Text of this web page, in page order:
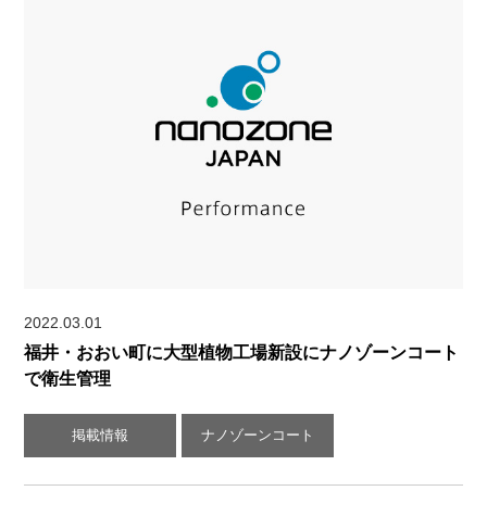
2022.03.01
福井・おおい町に大型植物工場新設にナノゾーンコート
で衛生管理
掲載情報 ナノゾーンコート